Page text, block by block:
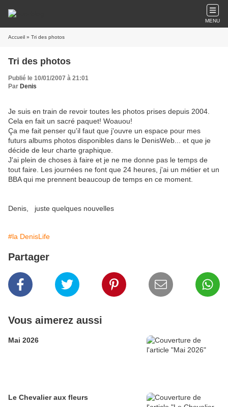
MENU
Accueil » Tri des photos
Tri des photos
Publié le 10/01/2007 à 21:01
Par Denis
Je suis en train de revoir toutes les photos prises depuis 2004.
Cela en fait un sacré paquet! Woauou!
Ça me fait penser qu'il faut que j'ouvre un espace pour mes
futurs albums photos disponibles dans le DenisWeb... et que je
décide de leur charte graphique.
J'ai plein de choses à faire et je ne me donne pas le temps de
tout faire. Les journées ne font que 24 heures, j'ai un métier et un
BBA qui me prennent beaucoup de temps en ce moment.
Denis, juste quelques nouvelles
#la DenisLife
Partager
Vous aimerez aussi
Mai 2026
Le Chevalier aux fleurs